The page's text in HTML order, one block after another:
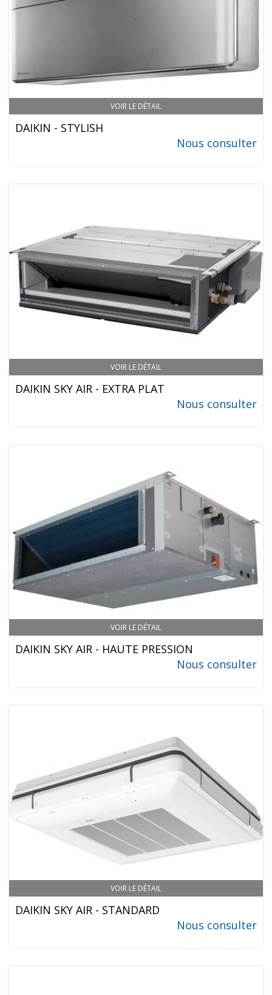
VOIR LE DÉTAIL
DAIKIN - STYLISH
Nous consulter
VOIR LE DÉTAIL
DAIKIN SKY AIR - EXTRA PLAT
Nous consulter
VOIR LE DÉTAIL
DAIKIN SKY AIR - HAUTE PRESSION
Nous consulter
VOIR LE DÉTAIL
DAIKIN SKY AIR - STANDARD
Nous consulter